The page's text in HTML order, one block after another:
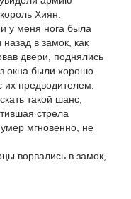
Хиян.
у меня нога была
в замок, как
двери, поднялись
окна были хорошо
их предводителем.
такой шанс,
стрела
мгновенно, не
ворвались в замок,